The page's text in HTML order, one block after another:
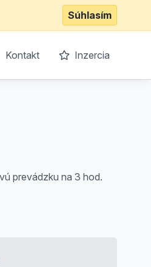
Súhlasím
Kontakt Inzercia
prevádzku na 3 hod.